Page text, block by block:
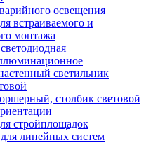
освещения
встраиваемого и
монтажа
светильник
столбик световой
стройплощадок
линейных систем